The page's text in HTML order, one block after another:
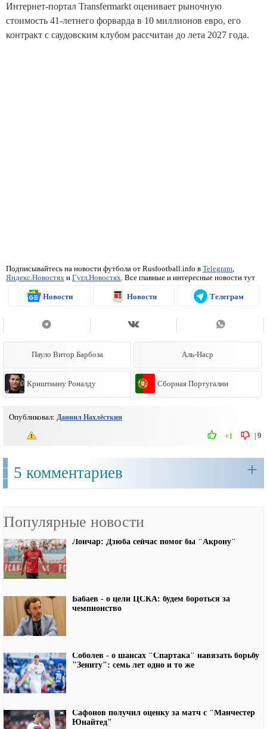
Интернет-портал Transfermarkt оценивает рыночную
стоимость 41-летнего форварда в 10 миллионов евро, его
контракт с саудовским клубом рассчитан до лета 2027 года.
Подписывайтесь на новости футбола от Rusfootball.info в Telegram,
Яндекс.Новостях и Гугл.Новостях. Все главные и интересные новости тут
Новости Новости Телеграм
Пауло Витор Барбоза Аль-Наср
Криштиану Роналду Сборная Португалии
Опубликовал: Даниил Нахлёсткин
| 9
+1
5 комментариев +
Популярные новости
Лончар: Дзюба сейчас помог бы "Акрону"
Бабаев - о цели ЦСКА: будем бороться за
чемпионство
Соболев - о шансах "Спартака" навязать борьбу
"Зениту": семь лет одно и то же
Сафонов получил оценку за матч с "Манчестер
Юнайтед"